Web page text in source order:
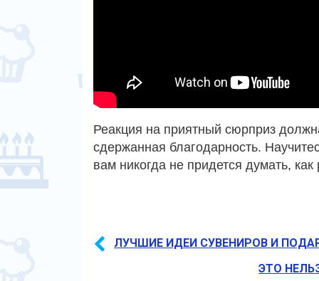
Реакция на приятный сюрприз
сдержанная благодарность.
вам никогда не придется думать,
ЛУЧШИЕ ИДЕИ СУВЕНИРОВ И
ЭТО